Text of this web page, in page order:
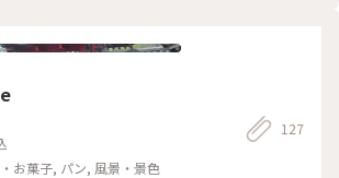
お菓子, パン, 風景・景色
127